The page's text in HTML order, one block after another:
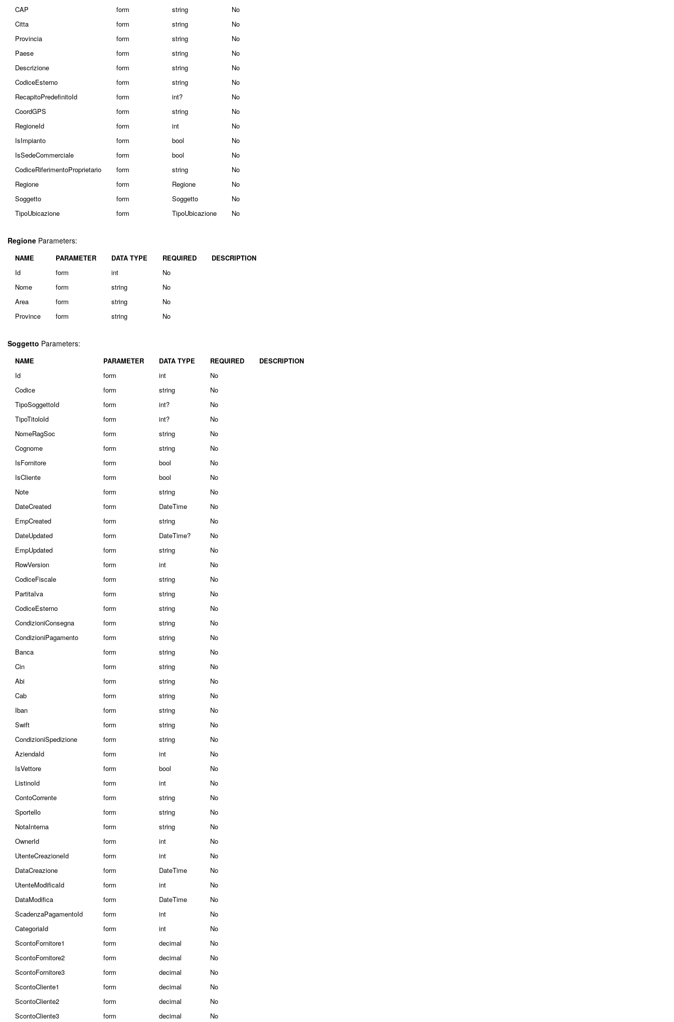
CAP
form string
No
Citta
form string
No
Provincia
form string
No
Paese
form string
No
Descrizione
form string
No
CodiceEsterno
form string
No
RecapitoPredefinitoId
form int?
No
CoordGPS
form string
No
RegioneId
form int
No
IsImpianto
form bool
No
IsSedeCommerciale
form bool
No
CodiceRiferimentoProprietario
form string
No
Regione
form Regione
No
Soggetto
form Soggetto
No
TipoUbicazione
form TipoUbicazione No
Regione Parameters:
NAME PARAMETER DATA TYPE REQUIRED
DESCRIPTION
Id
form int
No
Nome
form string
No
Area
form string
No
Province
form string No
Soggetto Parameters:
NAME PARAMETER DATA TYPE REQUIRED
DESCRIPTION
Id
form int
No
Codice
form string
No
TipoSoggettoId
form int?
No
TipoTitoloId
form int?
No
NomeRagSoc
form string
No
Cognome
form string
No
IsFornitore
form bool
No
IsCliente
form bool
No
Note
form string
No
DateCreated
form DateTime
No
EmpCreated
form string
No
DateUpdated
form DateTime?
No
EmpUpdated
form string
No
RowVersion
form int
No
CodiceFiscale
form string
No
PartitaIva
form string
No
CodiceEsterno
form string
No
CondizioniConsegna
form string
No
CondizioniPagamento
form string
No
Banca
form string
No
Cin
form string
No
Abi
form string
No
Cab
form string
No
Iban
form string
No
Swift
form string
No
CondizioniSpedizione
form string
No
AziendaId
form int
No
IsVettore
form bool
No
ListinoId
form int
No
ContoCorrente
form string
No
Sportello
form string
No
NotaInterna
form string
No
OwnerId
form int
No
UtenteCreazioneId
form int
No
DataCreazione
form DateTime
No
UtenteModificaId
form int
No
DataModifica
form DateTime
No
ScadenzaPagamentoId
form int
No
CategoriaId
form int
No
ScontoFornitore1
form decimal
No
ScontoFornitore2
form decimal
No
ScontoFornitore3
form decimal
No
ScontoCliente1
form decimal
No
ScontoCliente2
form decimal
No
ScontoCliente3
form decimal No